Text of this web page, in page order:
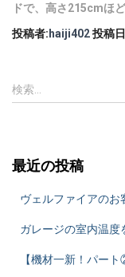
ドで、高さ215cmほど
投稿者: haiji402投稿
検
索
検索…
最近の投稿
ヴェルファイアのお
ガレージの室内温度
【機材一新！パー